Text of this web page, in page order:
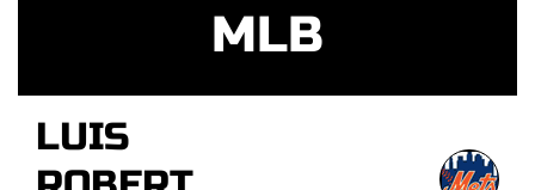
MLB
LUIS